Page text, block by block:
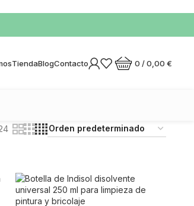
TiendaBlogContacto 0 /0,00 €